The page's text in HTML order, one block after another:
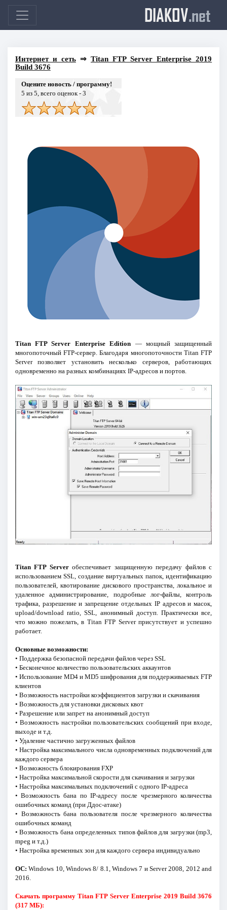
DIAKOV.net
Интернет и сеть⇒ Titan FTP Server Enterprise 2019
Build 3676
Оцените новость / программу!
5 из 5, всего оценок - 3
Titan FTP Server Enterprise Edition — мощный защищенный
многопоточный FTP-сервер. Благодаря многопоточности Titan FTP
Server позволяет установить несколько серверов, работающих
одновременно на разных комбинациях IP-адресов и портов.
Titan FTP Serverобеспечивает защищенную передачу файлов с
использованием SSL, создание виртуальных папок, идентификацию
пользователей, квотирование дискового пространства, локальное и
удаленное администрирование, подробные лог-файлы, контроль
трафика, разрешение и запрещение отдельных IP адресов и масок,
upload/download ratio, SSL, анонимный доступ. Практически все,
что можно пожелать, в Titan FTP Server присутствует и успешно
работает.
Основные возможности:
• Поддержка безопасной передачи файлов через SSL
• Бесконечное количество пользовательских аккаунтов
• Использование MD4 и MD5 шифрования для поддерживаемых FTP
клиентов
• Возможность настройки коэффициентов загрузки и скачивания
• Возможность для установки дисковых квот
• Разрешение или запрет на анонимный доступ
• Возможность настройки пользовательских сообщений при входе,
выходе и т.д.
• Удаление частично загруженных файлов
• Настройка максимального числа одновременных подключений для
каждого сервера
• Возможность блокирования FXP
• Настройка максимальной скорости для скачивания и загрузки
• Настройка максимальных подключений с одного IP-адреса
• Возможность бана по IP-адресу после чрезмерного количества
ошибочных команд (при Ддос-атаке)
• Возможность бана пользователя после чрезмерного количества
ошибочных команд
• Возможность бана определенных типов файлов для загрузки (mp3,
mpeg и т.д.)
• Настройка временных зон для каждого сервера индивидуально
ОС: Windows 10, Windows 8/ 8.1, Windows 7 и Server 2008, 2012 and
2016.
Скачать программу Titan FTP Server Enterprise 2019 Build 3676
(317 МБ):